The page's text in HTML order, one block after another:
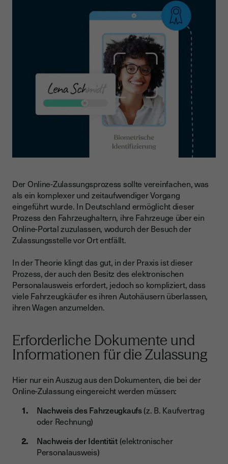
Der Online-Zulassungsprozess sollte vereinfachen, was
als ein komplexer und zeitaufwendiger Vorgang
eingeführt wurde. In Deutschland ermöglicht dieser
Prozess den Fahrzeughaltern, ihre Fahrzeuge über ein
Online-Portal zuzulassen, wodurch der Besuch der
Zulassungsstelle vor Ort entfällt.
In der Theorie klingt das gut, in der Praxis ist dieser
Prozess, der auch den Besitz des elektronischen
Personalausweis erfordert, jedoch so kompliziert, dass
viele Fahrzeugkäufer es ihren Autohäusern überlassen,
ihren Wagen anzumelden.
Erforderliche Dokumente und
Informationen für die Zulassung
Hier nur ein Auszug aus den Dokumenten, die bei der
Online-Zulassung eingereicht werden müssen:
Nachweis des Fahrzeugkaufs(z. B. Kaufvertrag
oder Rechnung)
Nachweis der Identität(elektronischer
Personalausweis)